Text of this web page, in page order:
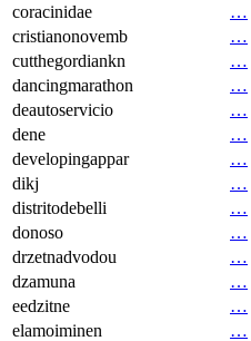
coracinidae
…
cristianonovemb
…
cutthegordiankn
…
dancingmarathon
…
deautoservicio
…
dene
…
developingappar
…
dikj
…
distritodebelli
…
donoso
…
drzetnadvodou
…
dzamuna
…
eedzitne
…
elamoiminen
…